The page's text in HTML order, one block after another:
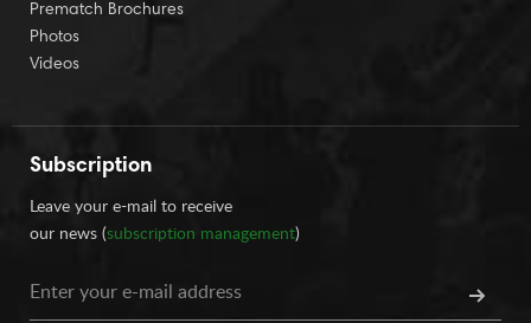
Prematch Brochures
Photos
Videos
Subscription
Leave your e-mail to receive
our news (subscription management)